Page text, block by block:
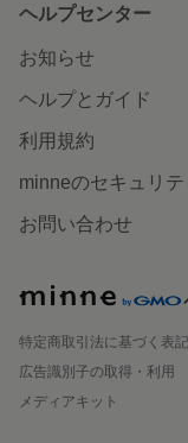
ヘルプセンター
お知らせ
ヘルプとガイド
利用規約
minneのセキュリテ
お問い合わせ
特定商取引法に基づく表記
広告識別子の取得・利用
メディアキット